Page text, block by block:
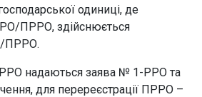
одиниці, де
ПРРО, здійснюється
ПРРО.
РРО надаються заява № 1-РРО та
для перереєстрації ПРРО –